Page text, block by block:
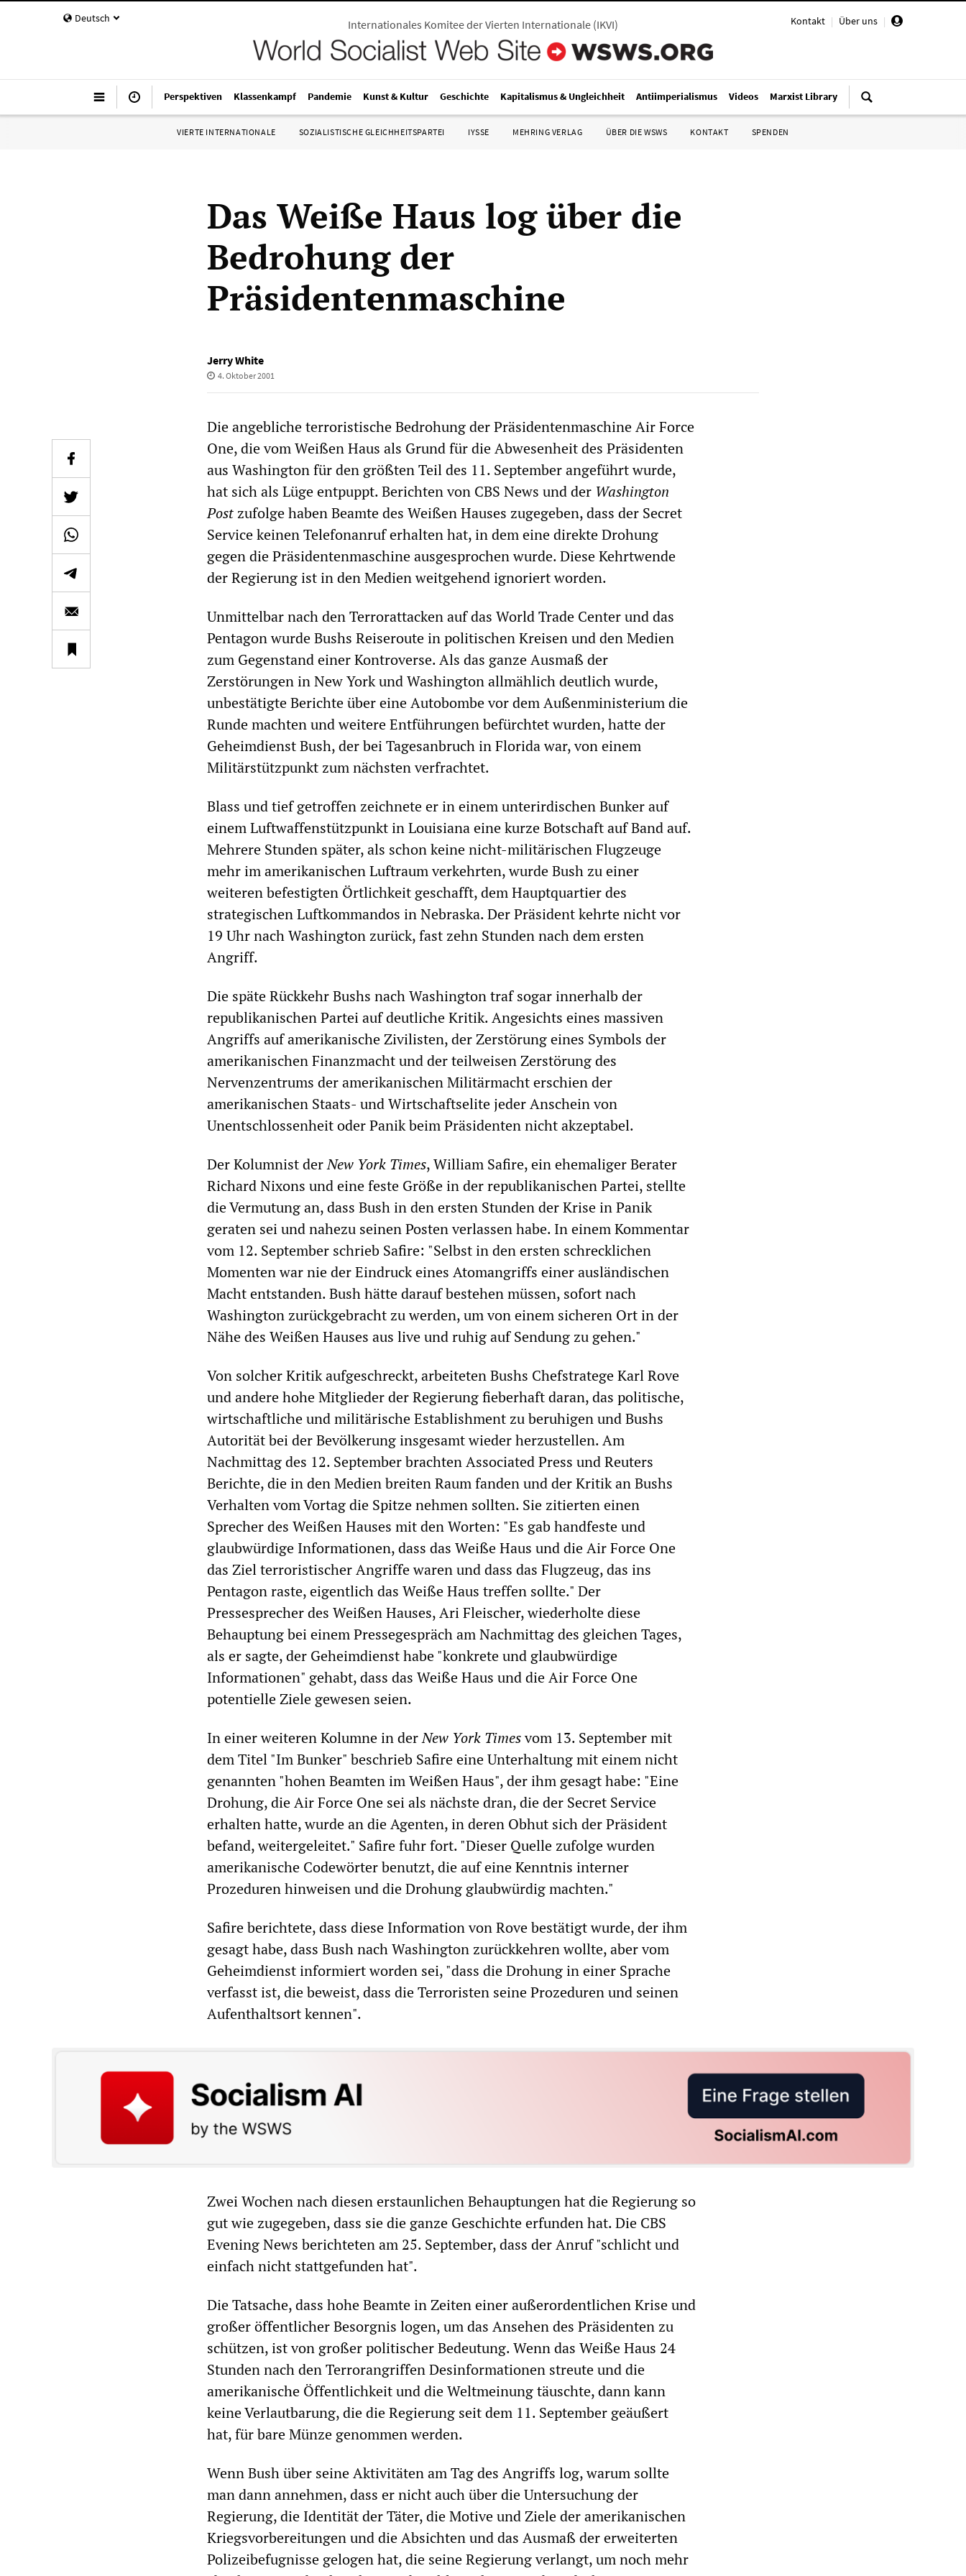
Deutsch Kontakt | Über uns |
Internationales Komitee der Vierten Internationale (IKVI)
Perspektiven Klassenkampf Pandemie Kunst & Kultur Geschichte Kapitalismus & Ungleichheit Antiimperialismus Videos Marxist Library
VIERTE INTERNATIONALE SOZIALISTISCHE GLEICHHEITSPARTEI IYSSE MEHRING VERLAG ÜBER DIE WSWS KONTAKT SPENDEN
Das Weiße Haus log über die
Bedrohung der
Präsidentenmaschine
Jerry White
4. Oktober 2001
Die angebliche terroristische Bedrohung der Präsidentenmaschine Air Force
One, die vom Weißen Haus als Grund für die Abwesenheit des Präsidenten
aus Washington für den größten Teil des 11. September angeführt wurde,
hat sich als Lüge entpuppt. Berichten von CBS News und der Washington
Post zufolge haben Beamte des Weißen Hauses zugegeben, dass der Secret
Service keinen Telefonanruf erhalten hat, in dem eine direkte Drohung
gegen die Präsidentenmaschine ausgesprochen wurde. Diese Kehrtwende
der Regierung ist in den Medien weitgehend ignoriert worden.
Unmittelbar nach den Terrorattacken auf das World Trade Center und das
Pentagon wurde Bushs Reiseroute in politischen Kreisen und den Medien
zum Gegenstand einer Kontroverse. Als das ganze Ausmaß der
Zerstörungen in New York und Washington allmählich deutlich wurde,
unbestätigte Berichte über eine Autobombe vor dem Außenministerium die
Runde machten und weitere Entführungen befürchtet wurden, hatte der
Geheimdienst Bush, der bei Tagesanbruch in Florida war, von einem
Militärstützpunkt zum nächsten verfrachtet.
Blass und tief getroffen zeichnete er in einem unterirdischen Bunker auf
einem Luftwaffenstützpunkt in Louisiana eine kurze Botschaft auf Band auf.
Mehrere Stunden später, als schon keine nicht-militärischen Flugzeuge
mehr im amerikanischen Luftraum verkehrten, wurde Bush zu einer
weiteren befestigten Örtlichkeit geschafft, dem Hauptquartier des
strategischen Luftkommandos in Nebraska. Der Präsident kehrte nicht vor
19 Uhr nach Washington zurück, fast zehn Stunden nach dem ersten
Angriff.
Die späte Rückkehr Bushs nach Washington traf sogar innerhalb der
republikanischen Partei auf deutliche Kritik. Angesichts eines massiven
Angriffs auf amerikanische Zivilisten, der Zerstörung eines Symbols der
amerikanischen Finanzmacht und der teilweisen Zerstörung des
Nervenzentrums der amerikanischen Militärmacht erschien der
amerikanischen Staats- und Wirtschaftselite jeder Anschein von
Unentschlossenheit oder Panik beim Präsidenten nicht akzeptabel.
Der Kolumnist derNew York Times, William Safire, ein ehemaliger Berater
Richard Nixons und eine feste Größe in der republikanischen Partei, stellte
die Vermutung an, dass Bush in den ersten Stunden der Krise in Panik
geraten sei und nahezu seinen Posten verlassen habe. In einem Kommentar
vom 12. September schrieb Safire: "Selbst in den ersten schrecklichen
Momenten war nie der Eindruck eines Atomangriffs einer ausländischen
Macht entstanden. Bush hätte darauf bestehen müssen, sofort nach
Washington zurückgebracht zu werden, um von einem sicheren Ort in der
Nähe des Weißen Hauses aus live und ruhig auf Sendung zu gehen."
Von solcher Kritik aufgeschreckt, arbeiteten Bushs Chefstratege Karl Rove
und andere hohe Mitglieder der Regierung fieberhaft daran, das politische,
wirtschaftliche und militärische Establishment zu beruhigen und Bushs
Autorität bei der Bevölkerung insgesamt wieder herzustellen. Am
Nachmittag des 12. September brachten Associated Press und Reuters
Berichte, die in den Medien breiten Raum fanden und der Kritik an Bushs
Verhalten vom Vortag die Spitze nehmen sollten. Sie zitierten einen
Sprecher des Weißen Hauses mit den Worten: "Es gab handfeste und
glaubwürdige Informationen, dass das Weiße Haus und die Air Force One
das Ziel terroristischer Angriffe waren und dass das Flugzeug, das ins
Pentagon raste, eigentlich das Weiße Haus treffen sollte." Der
Pressesprecher des Weißen Hauses, Ari Fleischer, wiederholte diese
Behauptung bei einem Pressegespräch am Nachmittag des gleichen Tages,
als er sagte, der Geheimdienst habe "konkrete und glaubwürdige
Informationen" gehabt, dass das Weiße Haus und die Air Force One
potentielle Ziele gewesen seien.
In einer weiteren Kolumne in derNew York Timesvom 13. September mit
dem Titel "Im Bunker" beschrieb Safire eine Unterhaltung mit einem nicht
genannten "hohen Beamten im Weißen Haus", der ihm gesagt habe: "Eine
Drohung, die Air Force One sei als nächste dran, die der Secret Service
erhalten hatte, wurde an die Agenten, in deren Obhut sich der Präsident
befand, weitergeleitet." Safire fuhr fort. "Dieser Quelle zufolge wurden
amerikanische Codewörter benutzt, die auf eine Kenntnis interner
Prozeduren hinweisen und die Drohung glaubwürdig machten."
Safire berichtete, dass diese Information von Rove bestätigt wurde, der ihm
gesagt habe, dass Bush nach Washington zurückkehren wollte, aber vom
Geheimdienst informiert worden sei, "dass die Drohung in einer Sprache
verfasst ist, die beweist, dass die Terroristen seine Prozeduren und seinen
Aufenthaltsort kennen".
Zwei Wochen nach diesen erstaunlichen Behauptungen hat die Regierung so
gut wie zugegeben, dass sie die ganze Geschichte erfunden hat. Die CBS
Evening News berichteten am 25. September, dass der Anruf "schlicht und
einfach nicht stattgefunden hat".
Die Tatsache, dass hohe Beamte in Zeiten einer außerordentlichen Krise und
großer öffentlicher Besorgnis logen, um das Ansehen des Präsidenten zu
schützen, ist von großer politischer Bedeutung. Wenn das Weiße Haus 24
Stunden nach den Terrorangriffen Desinformationen streute und die
amerikanische Öffentlichkeit und die Weltmeinung täuschte, dann kann
keine Verlautbarung, die die Regierung seit dem 11. September geäußert
hat, für bare Münze genommen werden.
Wenn Bush über seine Aktivitäten am Tag des Angriffs log, warum sollte
man dann annehmen, dass er nicht auch über die Untersuchung der
Regierung, die Identität der Täter, die Motive und Ziele der amerikanischen
Kriegsvorbereitungen und die Absichten und das Ausmaß der erweiterten
Polizeibefugnisse gelogen hat, die seine Regierung verlangt, um noch mehr